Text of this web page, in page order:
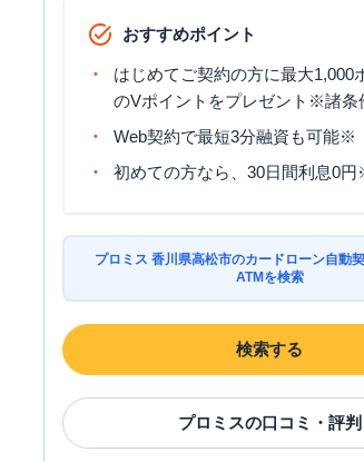
おすすめポイント
はじめてご契約の方に最大1,000
のVポイントをプレゼント※諸条
Web契約で最短3分融資も可能※
初めての方なら、30日間利息0
プロミス 香川県高松市のカードローン自動
ATMを検索
検索する
プロミスの口コミ・評判